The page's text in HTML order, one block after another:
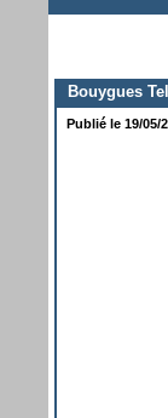
Bouygues
Publié le 19/05/